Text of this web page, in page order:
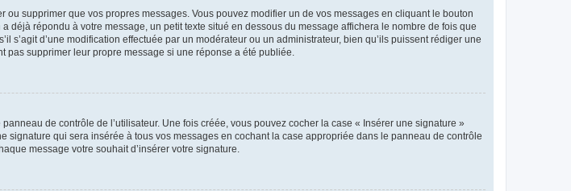
supprimer que vos propres messages. Vous pouvez modifier un de vos messages en cliquant le bouton
répondu à votre message, un petit texte situé en dessous du message affichera le nombre de fois que
s’agit d’une modification effectuée par un modérateur ou un administrateur, bien qu’ils puissent rédiger une
supprimer leur propre message si une réponse a été publiée.
de contrôle de l’utilisateur. Une fois créée, vous pouvez cocher la case « Insérer une signature »
qui sera insérée à tous vos messages en cochant la case appropriée dans le panneau de contrôle
message votre souhait d’insérer votre signature.